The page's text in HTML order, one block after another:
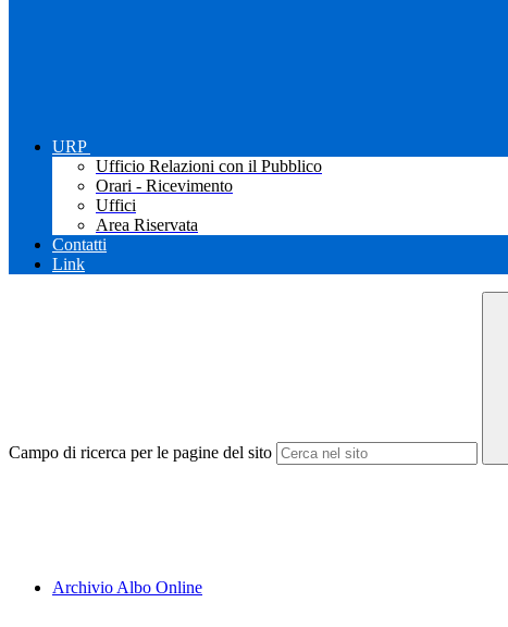
URP
Ufficio Relazioni con il Pubblico
Orari - Ricevimento
Uffici
Area Riservata
Contatti
Link
Campo di ricerca per le pagine del sito
Archivio Albo Online